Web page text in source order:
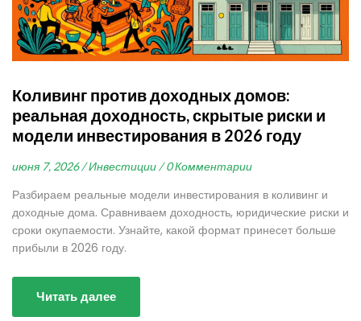
Коливинг против доходных домов:
реальная доходность, скрытые риски и
модели инвестирования в 2026 году
июня 7, 2026 / Инвестиции / 0 Комментарии
Разбираем реальные модели инвестирования в коливинг и
доходные дома. Сравниваем доходность, юридические риски и
сроки окупаемости. Узнайте, какой формат принесет больше
прибыли в 2026 году.
Читать далее